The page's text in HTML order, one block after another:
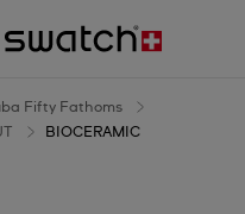
Fifty Fathoms
BIOCERAMIC